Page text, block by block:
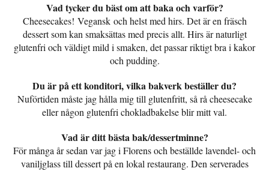
Vad tycker du bäst om att baka och varför?
Cheesecakes! Vegansk och helst med hirs. Det är en fräsch
dessert som kan smaksättas med precis allt. Hirs är naturligt
glutenfri och väldigt mild i smaken, det passar riktigt bra i kakor
och pudding.
Du är på ett konditori, vilka bakverk beställer du?
Nuförtiden måste jag hålla mig till glutenfritt, så rå cheesecake
eller någon glutenfri chokladbakelse blir mitt val.
Vad är ditt bästa bak/dessertminne?
För många år sedan var jag i Florens och beställde lavendel- och
vaniljglass till dessert på en lokal restaurang. Den serverades